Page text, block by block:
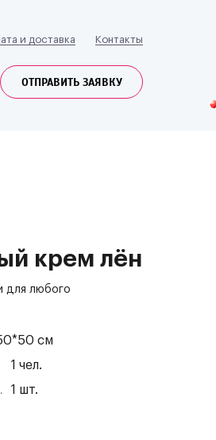
и доставка Контакты
ОТПРАВИТЬ ЗАЯВКУ
крем лён
для любого
см
1 чел.
1 шт.